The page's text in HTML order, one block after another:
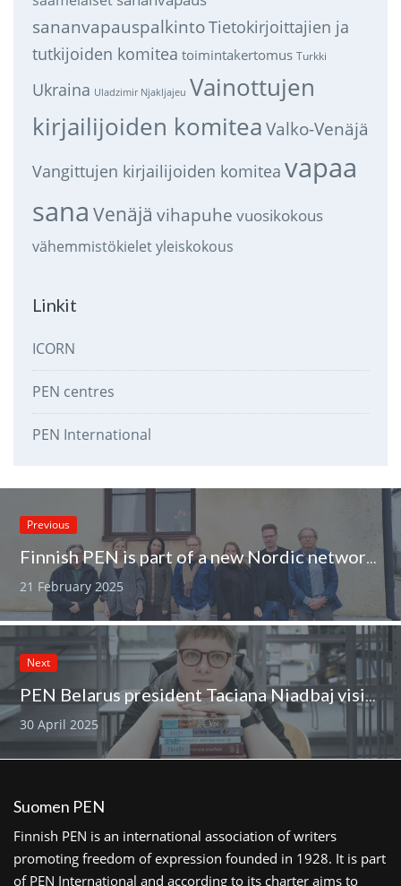
sananvapauspalkintoTietokirjoittajien ja
tutkijoiden komitea toimintakertomus Turkki
Ukraina Uladzimir Njakljajeu Vainottujen
kirjailijoiden komitea Valko-Venäjä
Vangittujen kirjailijoiden komitea vapaa
sana Venäjä vihapuhe vuosikokous
vähemmistökieletyleiskokous
Linkit
ICORN
PEN centres
PEN International
Previous
Finnish PEN is part of a new Nordic network for multilingualism
21 February 2025
Next
PEN Belarus president Taciana Niadbaj visits Helsinki
30 April 2025
Suomen PEN
Finnish PEN is an international association of writers
promoting freedom of expression founded in 1928. It is part
of PEN International and according to its charter aims to